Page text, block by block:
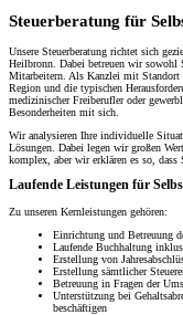
Steuerberatung für
Unsere Steuerberatung richtet sich
Heilbronn. Dabei betreuen wir sowohl
Mitarbeitern. Als Kanzlei mit Standort
Region und die typischen
medizinischer Freiberufler oder
Besonderheiten mit sich.
Wir analysieren Ihre individuelle
Lösungen. Dabei legen wir großen
komplex, aber wir erklären es so, dass
Laufende Leistungen für
Zu unseren Kernleistungen gehören:
Einrichtung und Betreuung
Laufende Buchhaltung
Erstellung von
Erstellung sämtlicher
Betreuung in Fragen der
Unterstützung bei
beschäftigen